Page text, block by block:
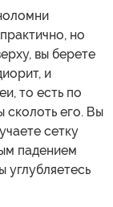
но
вы берете
и
то есть по
сколоть его. Вы
сетку
падением
углубляетесь